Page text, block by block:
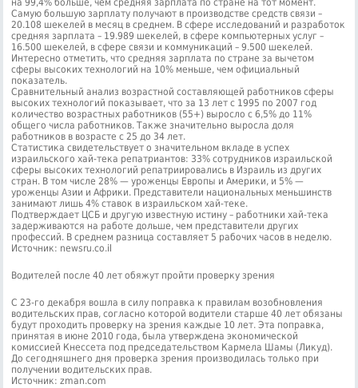
на 99,4% больше, чем средняя зарплата по стране на тот момент.
Самую большую зарплату получают в производстве средств связи –
20.108 шекелей в месяц в среднем. В сфере исследований и разработок
средняя зарплата – 19.989 шекелей, в сфере компьютерных услуг –
16.500 шекелей, в сфере связи и коммуникаций – 9.500 шекелей.
Интересно отметить, что средняя зарплата по стране за вычетом
сферы высоких технологий на 10% меньше, чем официальный
показатель.
Сравнительный анализ возрастной составляющей работников сферы
высоких технологий показывает, что за 13 лет с 1995 по 2007 год
количество возрастных работников (55+) выросло с 6,5% до 11%
общего числа работников. Также значительно выросла доля
работников в возрасте с 25 до 34 лет.
Статистика свидетельствует о значительном вкладе в успех
израильского хай-тека репатриантов: 33% сотрудников израильской
сферы высоких технологий репатриировались в Израиль из других
стран. В том числе 28% — уроженцы Европы и Америки, и 5% —
уроженцы Азии и Африки. Представители национальных меньшинств
занимают лишь 4% ставок в израильском хай-теке.
Подтверждает ЦСБ и другую известную истину – работники хай-тека
задерживаются на работе дольше, чем представители других
профессий. В среднем разница составляет 5 рабочих часов в неделю.
Источник: newsru.co.il
Водителей после 40 лет обяжут пройти проверку зрения
С 23-го декабря вошла в силу поправка к правилам возобновления
водительских прав, согласно которой водители старше 40 лет обязаны
будут проходить проверку на зрения каждые 10 лет. Эта поправка,
принятая в июне 2010 года, была утверждена экономической
комиссией Кнессета под председательством Кармела Шамы (Ликуд).
До сегодняшнего дня проверка зрения производилась только при
получении водительских прав.
Источник: zman.com